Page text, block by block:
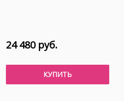
24 480 руб.
КУПИТЬ